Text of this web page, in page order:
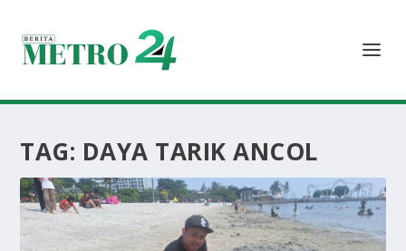
TAG: DAYA TARIK ANCOL